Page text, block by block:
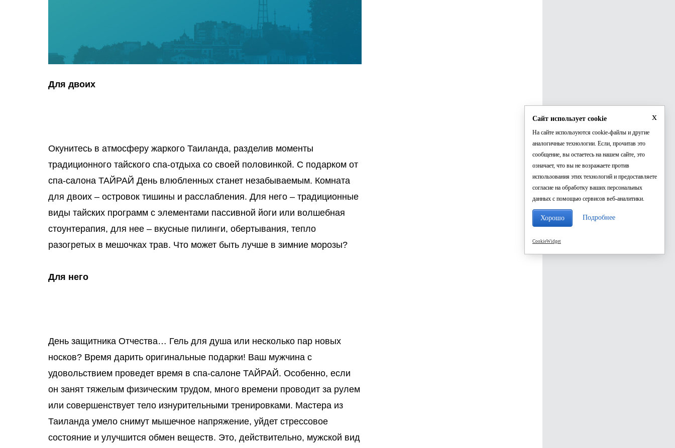
Для двоих
Окунитесь в атмосферу жаркого Таиланда, разделив моменты
традиционного тайского спа-отдыха со своей половинкой. С подарком от
спа-салона ТАЙРАЙ День влюбленных станет незабываемым. Комната
для двоих – островок тишины и расслабления. Для него – традиционные
виды тайских программ с элементами пассивной йоги или волшебная
стоунтерапия, для нее – вкусные пилинги, обертывания, тепло
разогретых в мешочках трав. Что может быть лучше в зимние морозы?
Для него
День защитника Отчества… Гель для душа или несколько пар новых
носков? Время дарить оригинальные подарки! Ваш мужчина с
удовольствием проведет время в спа-салоне ТАЙРАЙ. Особенно, если
он занят тяжелым физическим трудом, много времени проводит за рулем
или совершенствует тело изнурительными тренировками. Мастера из
Таиланда умело снимут мышечное напряжение, уйдет стрессовое
состояние и улучшится обмен веществ. Это, действительно, мужской вид
x
Сайт использует cookie
На сайте используются cookie-файлы и другие
аналогичные технологии. Если, прочитав это
сообщение, вы остаетесь на нашем сайте, это
означает, что вы не возражаете против
использования этих технологий и предоставляете
согласие на обработку ваших персональных
данных с помощью сервисов веб-аналитики.
Хорошо Подробнее
CookieWidget